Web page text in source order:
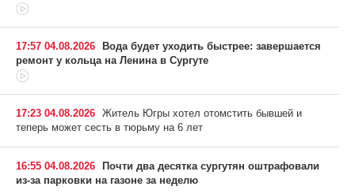
17:57 04.08.2026
Вода будет уходить быстрее: завершается
ремонт у кольца на Ленина в Сургуте
17:23 04.08.2026 Житель Югры хотел отомстить бывшей и
теперь может сесть в тюрьму на 6 лет
16:55 04.08.2026
Почти два десятка сургутян оштрафовали
из-за парковки на газоне за неделю